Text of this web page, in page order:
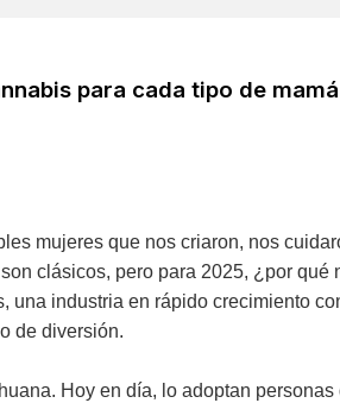
para cada tipo de mamá
mujeres que nos criaron, nos
clásicos, pero para 2025, ¿por qué
una industria en rápido crecimiento
de diversión.
Hoy en día, lo adoptan